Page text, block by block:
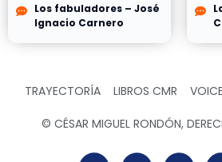
Los fabuladores – José
Ignacio Carnero
TRAYECTORÍA LIBROS CMR
© CÉSAR MIGUEL RONDÓN,